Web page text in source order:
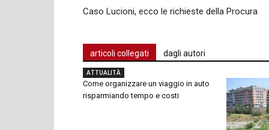
Caso Lucioni, ecco le richieste della Procura
articoli collegati dagli autori
ATTUALITÀ
Come organizzare un viaggio in auto
risparmiando tempo e costi